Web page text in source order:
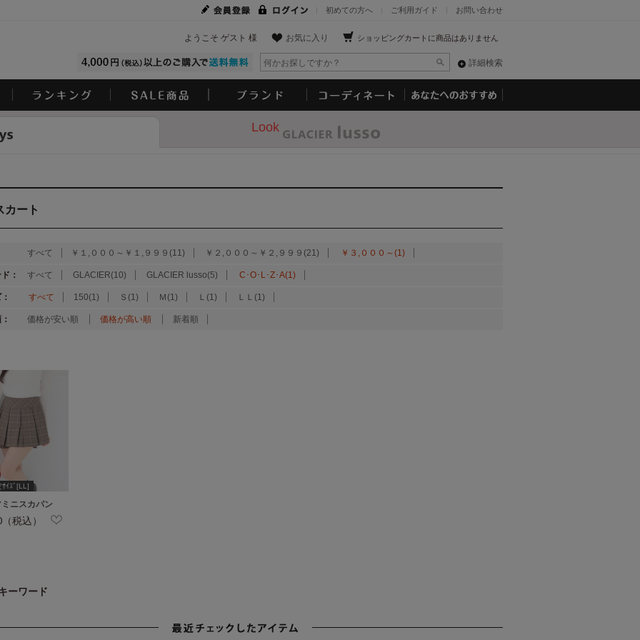
お問い合わせ
ご利用ガイド
初めての方へ
ショッピングカートに商品はありません
お気に入り
ようこそ ゲスト 様
詳細検索
Look
カート
すべて ￥１,０００～￥１,９９９(11) ￥２,０００～￥２,９９９(21) ￥３,０００～(1)
： すべて GLACIER(10) GLACIER lusso(5) C･O･L･Z･A(1)
すべて 150(1) Ｓ(1) Ｍ(1) Ｌ(1) ＬＬ(1)
価格が安い順 価格が高い順 新着順
ｲｽﾞ[LL]
ニスカパン
税込）
ーワード